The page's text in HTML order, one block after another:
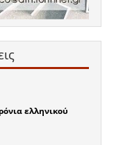
ελληνικού